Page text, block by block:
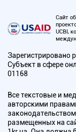
Сайт
UCBI,
Зарегистрировано
Субъект в сфере
01168
Все текстовые и
авторскими
размещенных на